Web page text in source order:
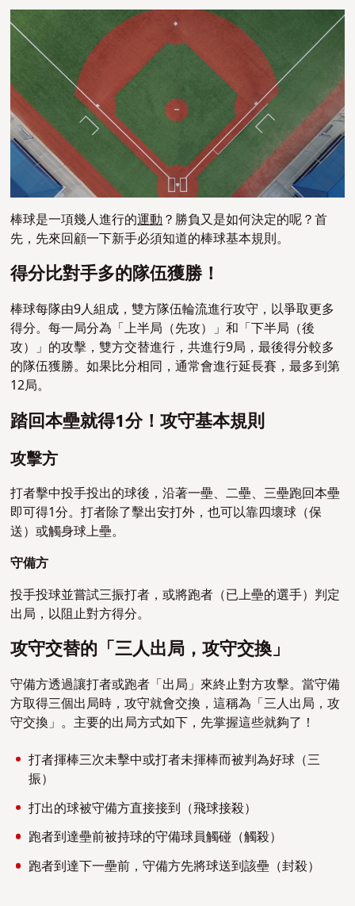
棒球是一項幾人進行的運動？勝負又是如何決定的呢？首
先，先來回顧一下新手必須知道的棒球基本規則。
得分比對手多的隊伍獲勝！
棒球每隊由9人組成，雙方隊伍輪流進行攻守，以爭取更多
得分。每一局分為「上半局（先攻）」和「下半局（後
攻）」的攻擊，雙方交替進行，共進行9局，最後得分較多
的隊伍獲勝。如果比分相同，通常會進行延長賽，最多到第
12局。
踏回本壘就得1分！攻守基本規則
攻擊方
打者擊中投手投出的球後，沿著一壘、二壘、三壘跑回本壘
即可得1分。打者除了擊出安打外，也可以靠四壞球（保
送）或觸身球上壘。
守備方
投手投球並嘗試三振打者，或將跑者（已上壘的選手）判定
出局，以阻止對方得分。
攻守交替的「三人出局，攻守交換」
守備方透過讓打者或跑者「出局」來終止對方攻擊。當守備
方取得三個出局時，攻守就會交換，這稱為「三人出局，攻
守交換」。主要的出局方式如下，先掌握這些就夠了！
打者揮棒三次未擊中或打者未揮棒而被判為好球（三
振）
打出的球被守備方直接接到（飛球接殺）
跑者到達壘前被持球的守備球員觸碰（觸殺）
跑者到達下一壘前，守備方先將球送到該壘（封殺）